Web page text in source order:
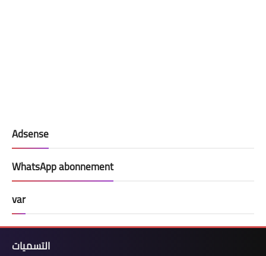
Adsense
WhatsApp abonnement
var
التسميات